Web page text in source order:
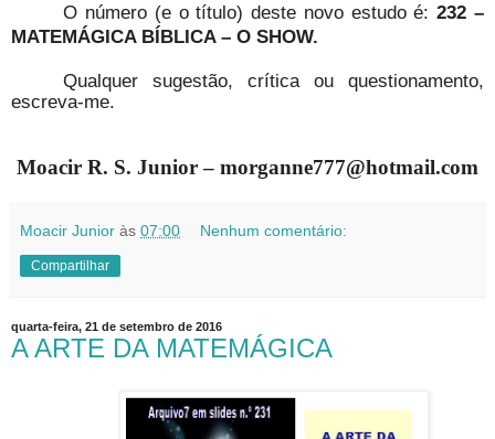
O número (e o título) deste novo estudo é: 232 –
MATEMÁGICA BÍBLICA – O SHOW.
Qualquer sugestão, crítica ou questionamento,
escreva-me.
Moacir R. S. Junior – morganne777@hotmail.com
Moacir Junior às 07:00 Nenhum comentário:
Compartilhar
quarta-feira, 21 de setembro de 2016
A ARTE DA MATEMÁGICA